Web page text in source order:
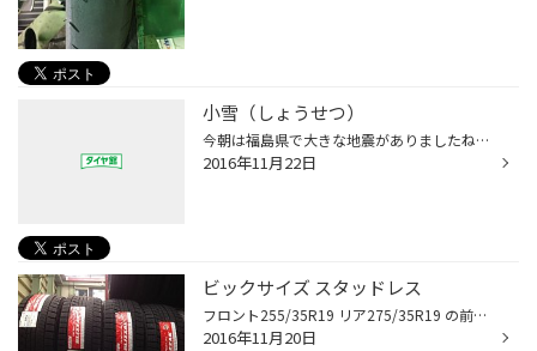
小雪（しょうせつ）
今朝は福島県で大きな地震がありましたね～ こちら関西地方でも南海トラフ地震が気になりますが・・・ 今日は暦の上で、小雪です。 立冬から数えて15日目頃で、北国から雪の便りがぼちぼち届く頃ですが 雪と言ってもさほど多くない事から小雪といわれているそうです。 「こゆき」ではなく「しょうせ...
2016年11月22日
ビックサイズ スタッドレス
フロント255/35R19 リア275/35R19 の前後違いサイズのスタッドレスタイヤです。 レクサスGSF用で現在ホイールの入荷待ちです！ レクサスGSF、 RCFはインチダウン不可なのでこのサイズが指定となります。もちろんホイールサイズも前後違い！ こんな幅広サイズのースタッドレスもお任せください！！
2016年11月20日